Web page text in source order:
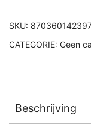
SKU:
CATEGORIE: Geen
Beschrijving